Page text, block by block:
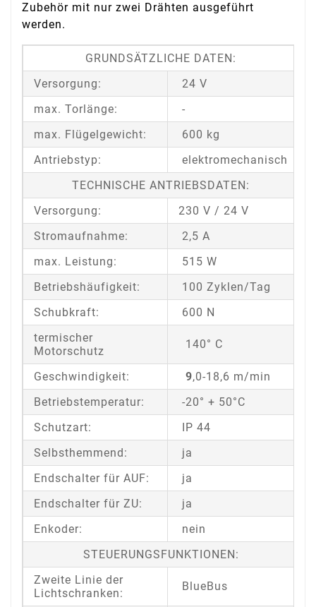
Zubehör mit nur zwei Drähten ausgeführt
werden.
GRUNDSÄTZLICHE DATEN:
Versorgung:
24 V
max. Torlänge:
-
max. Flügelgewicht:
600 kg
Antriebstyp:
elektromechanisch
TECHNISCHE ANTRIEBSDATEN:
Versorgung:
230 V / 24 V
Stromaufnahme:
2,5 A
max. Leistung:
515 W
Betriebshäufigkeit:
100 Zyklen/Tag
Schubkraft:
600 N
termischer
Motorschutz
140° C
Geschwindigkeit: 9,0-18,6 m/min
Betriebstemperatur:
-20° + 50°C
Schutzart:
IP 44
Selbsthemmend:
ja
Endschalter für AUF:
ja
Endschalter für ZU:
ja
Enkoder:
nein
STEUERUNGSFUNKTIONEN:
Zweite Linie der
Lichtschranken:
BlueBus